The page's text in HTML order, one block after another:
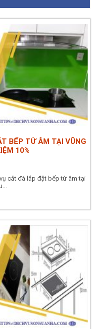
BẾP TỪ ÂM TẠI VŨNG
10%
cắt đá lắp đặt bếp từ âm tại